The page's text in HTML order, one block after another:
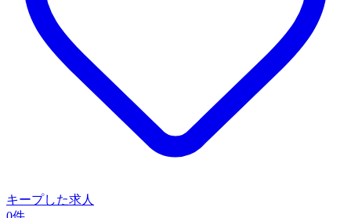
キープした求人